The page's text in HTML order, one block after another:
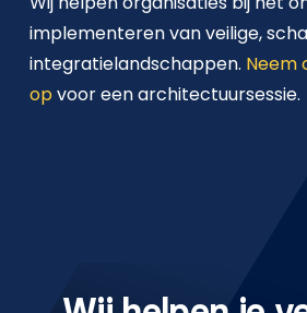
implementeren van veilige,
integratielandschappen. Neem
opvoor een architectuursessie.